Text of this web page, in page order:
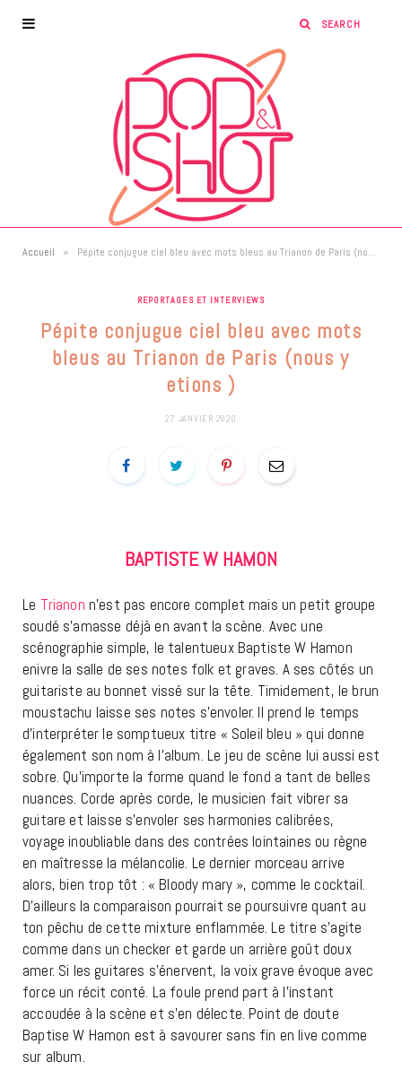
Accueil » Pépite conjugue ciel bleu avec mots bleus au Trianon de Paris (nous y etions )
REPORTAGES ET INTERVIEWS
Pépite conjugue ciel bleu avec mots
bleus au Trianon de Paris (nous y
etions )
27 JANVIER 2020
BAPTISTE W HAMON
Le Trianon n’est pas encore complet mais un petit groupe
soudé s’amasse déjà en avant la scène. Avec une
scénographie simple, le talentueux Baptiste W Hamon
enivre la salle de ses notes folk et graves. A ses côtés un
guitariste au bonnet vissé sur la tête. Timidement, le brun
moustachu laisse ses notes s’envoler. Il prend le temps
d’interpréter le somptueux titre « Soleil bleu » qui donne
également son nom à l’album. Le jeu de scène lui aussi est
sobre. Qu’importe la forme quand le fond a tant de belles
nuances. Corde après corde, le musicien fait vibrer sa
guitare et laisse s’envoler ses harmonies calibrées,
voyage inoubliable dans des contrées lointaines ou règne
en maîtresse la mélancolie. Le dernier morceau arrive
alors, bien trop tôt : « Bloody mary », comme le cocktail.
D’ailleurs la comparaison pourrait se poursuivre quant au
ton pêchu de cette mixture enflammée. Le titre s’agite
comme dans un checker et garde un arrière goût doux
amer. Si les guitares s’énervent, la voix grave évoque avec
force un récit conté. La foule prend part à l’instant
accoudée à la scène et s’en délecte. Point de doute
Baptise W Hamon est à savourer sans fin en live comme
sur album.